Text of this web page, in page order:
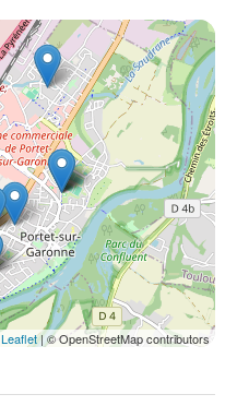
Leaflet| © OpenStreetMap contributors